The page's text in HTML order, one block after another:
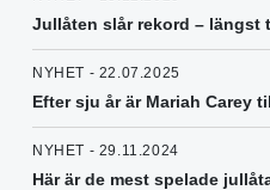
Jullåten slår rekord – längst
NYHET - 22.07.2025
Efter sju år är Mariah Carey
NYHET - 29.11.2024
Här är de mest spelade